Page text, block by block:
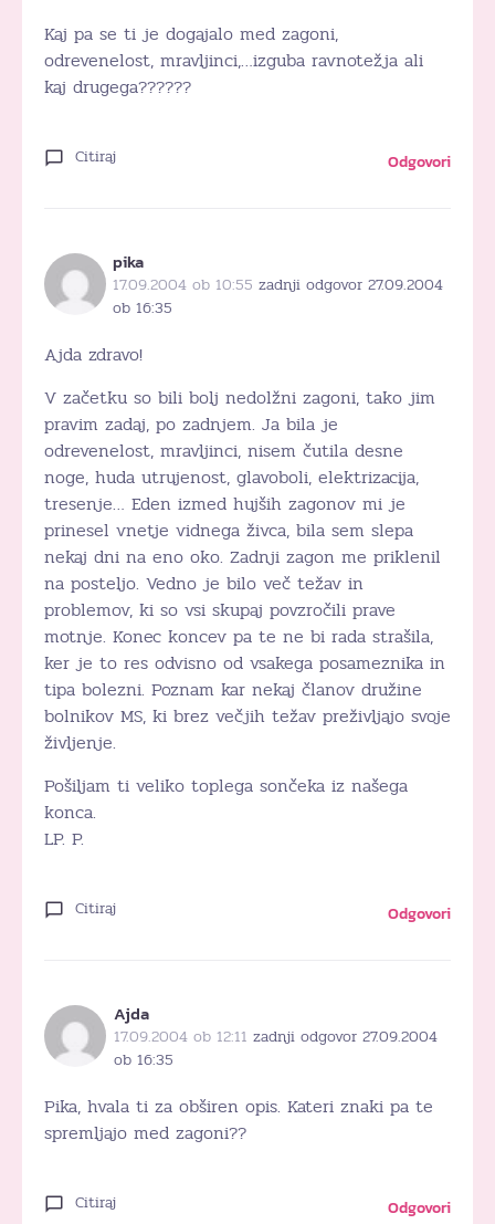
Kaj pa se ti je dogajalo med zagoni,
odrevenelost, mravljinci,…izguba ravnotežja ali
kaj drugega??????
Citiraj Odgovori
pika
17.09.2004 ob 10:55 zadnji odgovor 27.09.2004
ob 16:35
Ajda zdravo!
V začetku so bili bolj nedolžni zagoni, tako jim
pravim zadaj, po zadnjem. Ja bila je
odrevenelost, mravljinci, nisem čutila desne
noge, huda utrujenost, glavoboli, elektrizacija,
tresenje… Eden izmed hujših zagonov mi je
prinesel vnetje vidnega živca, bila sem slepa
nekaj dni na eno oko. Zadnji zagon me priklenil
na posteljo. Vedno je bilo več težav in
problemov, ki so vsi skupaj povzročili prave
motnje. Konec koncev pa te ne bi rada strašila,
ker je to res odvisno od vsakega posameznika in
tipa bolezni. Poznam kar nekaj članov družine
bolnikov MS, ki brez večjih težav preživljajo svoje
življenje.
Pošiljam ti veliko toplega sončeka iz našega
konca.
LP. P.
Citiraj Odgovori
Ajda
17.09.2004 ob 12:11 zadnji odgovor 27.09.2004
ob 16:35
Pika, hvala ti za obširen opis. Kateri znaki pa te
spremljajo med zagoni??
Citiraj Odgovori